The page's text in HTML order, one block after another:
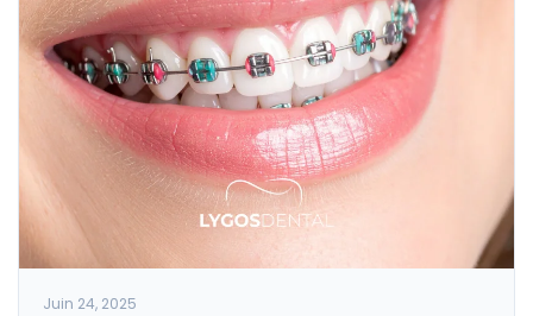
Juin 24, 2025